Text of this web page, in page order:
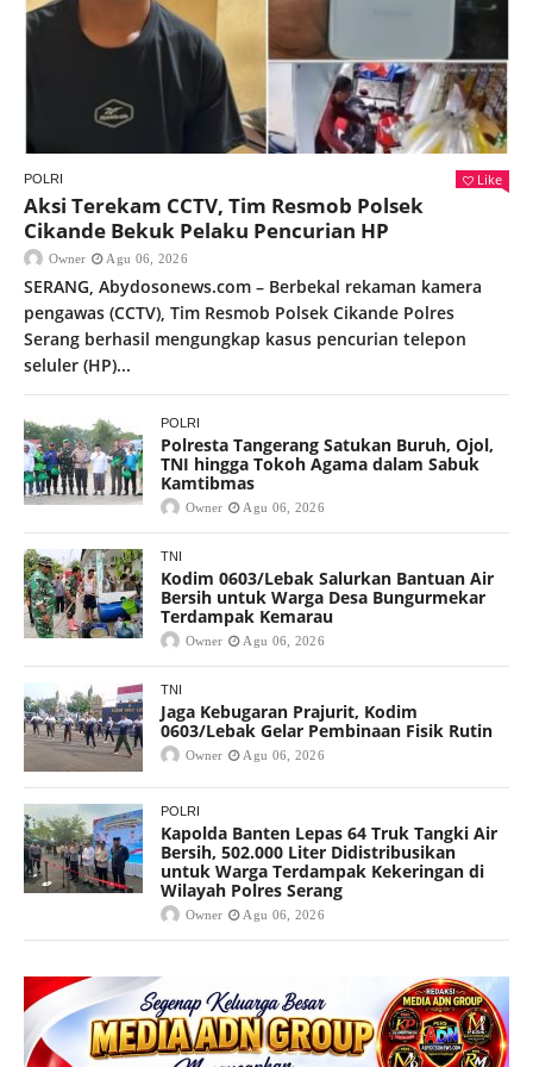
POLRI Like
Aksi Terekam CCTV, Tim Resmob Polsek
Cikande Bekuk Pelaku Pencurian HP
Owner Agu 06, 2026
SERANG, Abydosonews.com – Berbekal rekaman kamera
pengawas (CCTV), Tim Resmob Polsek Cikande Polres
Serang berhasil mengungkap kasus pencurian telepon
seluler (HP)...
POLRI
Polresta Tangerang Satukan Buruh, Ojol,
TNI hingga Tokoh Agama dalam Sabuk
Kamtibmas
Owner Agu 06, 2026
TNI
Kodim 0603/Lebak Salurkan Bantuan Air
Bersih untuk Warga Desa Bungurmekar
Terdampak Kemarau
Owner Agu 06, 2026
TNI
Jaga Kebugaran Prajurit, Kodim
0603/Lebak Gelar Pembinaan Fisik Rutin
Owner Agu 06, 2026
POLRI
Kapolda Banten Lepas 64 Truk Tangki Air
Bersih, 502.000 Liter Didistribusikan
untuk Warga Terdampak Kekeringan di
Wilayah Polres Serang
Owner Agu 06, 2026